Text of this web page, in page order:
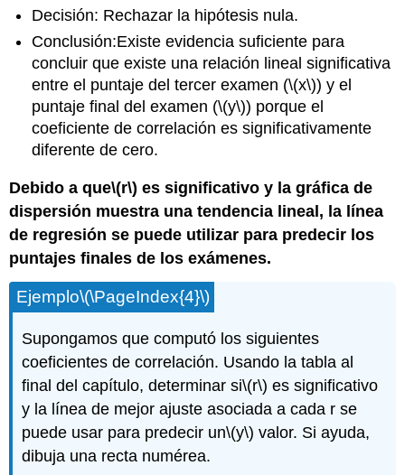
Decisión: Rechazar la hipótesis nula.
Conclusión:Existe evidencia suficiente para
concluir que existe una relación lineal significativa
entre el puntaje del tercer examen (\(x\)) y el
puntaje final del examen (\(y\)) porque el
coeficiente de correlación es significativamente
diferente de cero.
Debido a que\(r\) es significativo y la gráfica de
dispersión muestra una tendencia lineal, la línea
de regresión se puede utilizar para predecir los
puntajes finales de los exámenes.
Ejemplo\(\PageIndex{4}\)
Supongamos que computó los siguientes
coeficientes de correlación. Usando la tabla al
final del capítulo, determinar si\(r\) es significativo
y la línea de mejor ajuste asociada a cada r se
puede usar para predecir un\(y\) valor. Si ayuda,
dibuja una recta numérea.